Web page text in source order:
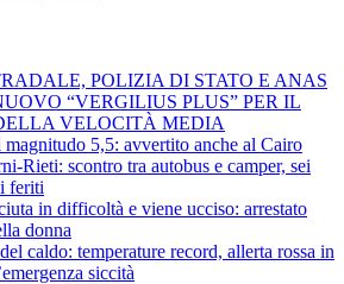
POLIZIA DI STATO E ANAS
“VERGILIUS PLUS” PER IL
VELOCITÀ MEDIA
5,5: avvertito anche al Cairo
Rieti: scontro tra autobus e camper, sei
feriti
in difficoltà e viene ucciso: arrestato
donna
caldo: temperature record, allerta rossa in
siccità